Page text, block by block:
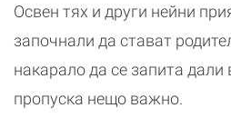
Освен тях и други нейни
започнали да стават
накарало да се запита
пропуска нещо важно.